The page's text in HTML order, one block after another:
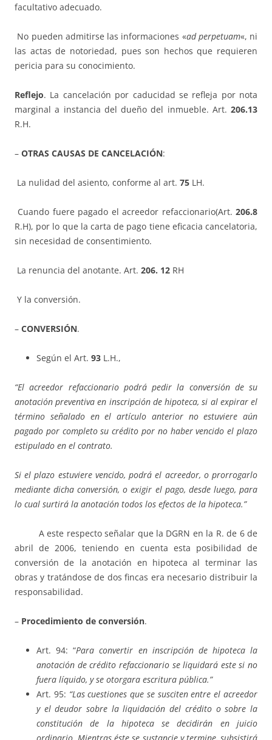
facultativo adecuado.
No pueden admitirse las informaciones «ad perpetuam«, ni
las actas de notoriedad, pues son hechos que requieren
pericia para su conocimiento.
Reflejo. La cancelación por caducidad se refleja por nota
marginal a instancia del dueño del inmueble. Art. 206.13
R.H.
– OTRAS CAUSAS DE CANCELACIÓN:
La nulidad del asiento, conforme al art. 75 LH.
Cuando fuere pagado el acreedor refaccionario(Art. 206.8
R.H), por lo que la carta de pago tiene eficacia cancelatoria,
sin necesidad de consentimiento.
La renuncia del anotante. Art. 206. 12 RH
Y la conversión.
– CONVERSIÓN.
Según el Art. 93 L.H.,
“El acreedor refaccionario podrá pedir la conversión de su
anotación preventiva en inscripción de hipoteca, si al expirar el
término señalado en el artículo anterior no estuviere aún
pagado por completo su crédito por no haber vencido el plazo
estipulado en el contrato.
Si el plazo estuviere vencido, podrá el acreedor, o prorrogarlo
mediante dicha conversión, o exigir el pago, desde luego, para
lo cual surtirá la anotación todos los efectos de la hipoteca.”
A este respecto señalar que la DGRN en la R. de 6 de
abril de 2006, teniendo en cuenta esta posibilidad de
conversión de la anotación en hipoteca al terminar las
obras y tratándose de dos fincas era necesario distribuir la
responsabilidad.
– Procedimiento de conversión.
Art. 94: “Para convertir en inscripción de hipoteca la
anotación de crédito refaccionario se liquidará este si no
fuera líquido, y se otorgara escritura pública.”
Art. 95: “Las cuestiones que se susciten entre el acreedor
y el deudor sobre la liquidación del crédito o sobre la
constitución de la hipoteca se decidirán en juicio